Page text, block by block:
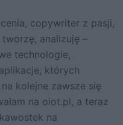
copywriter z pasji,
tworzę, analizuję –
technologie,
których
kolejne zawsze się
na oiot.pl, a teraz
na